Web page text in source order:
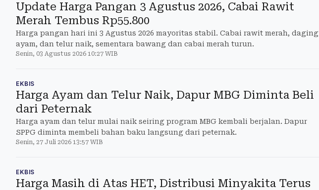
Update Harga Pangan 3 Agustus 2026, Cabai Rawit
Merah Tembus Rp55.800
Harga pangan hari ini 3 Agustus 2026 mayoritas stabil. Cabai rawit merah, daging
ayam, dan telur naik, sementara bawang dan cabai merah turun.
Senin, 03 Agustus 2026 10:27 WIB
EKBIS
Harga Ayam dan Telur Naik, Dapur MBG Diminta Beli
dari Peternak
Harga ayam dan telur mulai naik seiring program MBG kembali berjalan. Dapur
SPPG diminta membeli bahan baku langsung dari peternak.
Senin, 27 Juli 2026 13:57 WIB
EKBIS
Harga Masih di Atas HET, Distribusi Minyakita Terus